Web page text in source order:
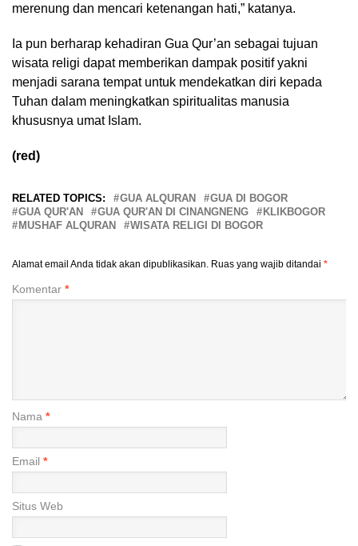
merenung dan mencari ketenangan hati,” katanya.
Ia pun berharap kehadiran Gua Qur’an sebagai tujuan
wisata religi dapat memberikan dampak positif yakni
menjadi sarana tempat untuk mendekatkan diri kepada
Tuhan dalam meningkatkan spiritualitas manusia
khususnya umat Islam.
(red)
RELATED TOPICS: GUA ALQURAN
GUA DI BOGOR
GUA QUR'AN
GUA QUR'AN DI CINANGNENG
KLIKBOGOR
MUSHAF ALQURAN
WISATA RELIGI DI BOGOR
Alamat email Anda tidak akan dipublikasikan. Ruas yang wajib ditandai *
Komentar *
Nama *
Email *
Situs Web